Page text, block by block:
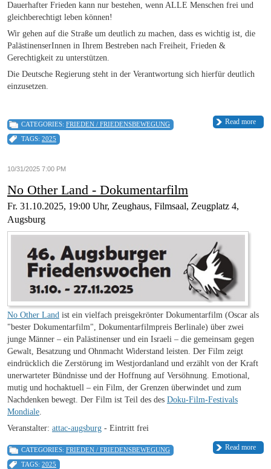
Dauerhafter Frieden kann nur bestehen, wenn ALLE Menschen frei und
gleichberechtigt leben können!
Wir gehen auf die Straße um deutlich zu machen, dass es wichtig ist, die
PalästinenserInnen in Ihrem Bestreben nach Freiheit, Frieden &
Gerechtigkeit zu unterstützen.
Die Deutsche Regierung steht in der Verantwortung sich hierfür deutlich
einzusetzen.
Read more
CATEGORIES: FRIEDEN / FRIEDENSBEWEGUNG
TAGS: 2025
10/31/2025 7:00 PM
No Other Land - Dokumentarfilm
Fr. 31.10.2025, 19:00 Uhr, Zeughaus, Filmsaal, Zeugplatz 4,
Augsburg
No Other Land ist ein vielfach preisgekrönter Dokumentarfilm (Oscar als
"bester Dokumentarfilm", Dokumentarfilmpreis Berlinale) über zwei
junge Männer – ein Palästinenser und ein Israeli – die gemeinsam gegen
Gewalt, Besatzung und Ohnmacht Widerstand leisten. Der Film zeigt
eindrücklich die Zerstörung im Westjordanland und erzählt von der Kraft
unerwarteter Bündnisse und der Hoffnung auf Versöhnung. Emotional,
mutig und hochaktuell – ein Film, der Grenzen überwindet und zum
Nachdenken bewegt. Der Film ist Teil des des Doku-Film-Festivals
Mondiale.
Veranstalter: attac-augsburg - Eintritt frei
Read more
CATEGORIES: FRIEDEN / FRIEDENSBEWEGUNG
TAGS: 2025